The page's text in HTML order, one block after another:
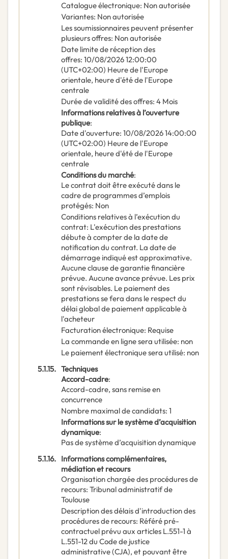
Catalogue électronique: Non autorisée
Variantes: Non autorisée
Les soumissionnaires peuvent présenter
plusieurs offres: Non autorisée
Date limite de réception des
offres: 10/08/202612:00:00
(UTC+02:00) Heure de l'Europe
orientale, heure d'été de l'Europe
centrale
Durée de validité des offres: 4 Mois
Informations relatives à l’ouverture
publique:
Date d'ouverture: 10/08/202614:00:00
(UTC+02:00) Heure de l'Europe
orientale, heure d'été de l'Europe
centrale
Conditions du marché:
Le contrat doit être exécuté dans le
cadre de programmes d’emplois
protégés: Non
Conditions relatives à l’exécution du
contrat: L'exécution des prestations
débute à compter de la date de
notification du contrat. La date de
démarrage indiqué est approximative.
Aucune clause de garantie financière
prévue. Aucune avance prévue. Les prix
sont révisables. Le paiement des
prestations se fera dans le respect du
délai global de paiement applicable à
l'acheteur
Facturation électronique: Requise
La commande en ligne sera utilisée: non
Le paiement électronique sera utilisé: non
5.1.15. Techniques
Accord-cadre:
Accord-cadre, sans remise en
concurrence
Nombre maximal de candidats: 1
Informations sur le système d’acquisition
dynamique:
Pas de système d’acquisition dynamique
5.1.16. Informations complémentaires,
médiation et recours
Organisation chargée des procédures de
recours: Tribunal administratif de
Toulouse
Description des délais d'introduction des
procédures de recours: Référé pré-
contractuel prévu aux articles L.551-1 à
L.551-12 du Code de justice
administrative (CJA), et pouvant être